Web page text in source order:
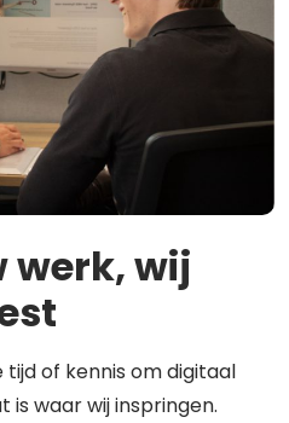
werk, wij
of kennis om digitaal
is waar wij inspringen.